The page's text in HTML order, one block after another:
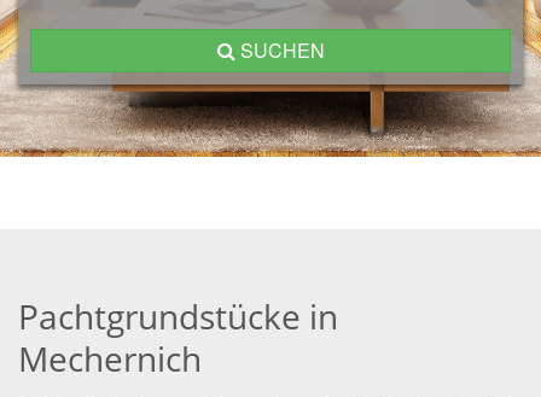
SUCHEN
Pachtgrundstücke in
Mechernich